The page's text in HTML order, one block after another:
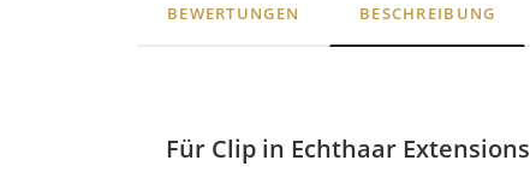
BEWERTUNGEN BESCHREIBUNG
Für Clip in Echthaar Extensions